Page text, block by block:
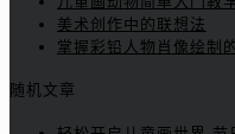
美术创作中的联想法
掌握彩铅人物肖像绘制
随机文章